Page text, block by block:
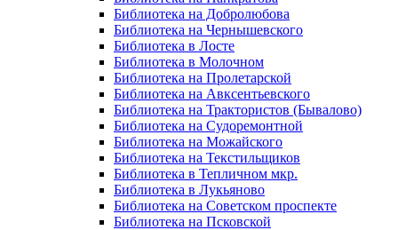
Библиотека на Добролюбова
Библиотека на Чернышевского
Библиотека в Лосте
Библиотека в Молочном
Библиотека на Пролетарской
Библиотека на Авксентьевского
Библиотека на Трактористов (Бывалово)
Библиотека на Судоремонтной
Библиотека на Можайского
Библиотека на Текстильщиков
Библиотека в Тепличном мкр.
Библиотека в Лукьяново
Библиотека на Советском проспекте
Библиотека на Псковской